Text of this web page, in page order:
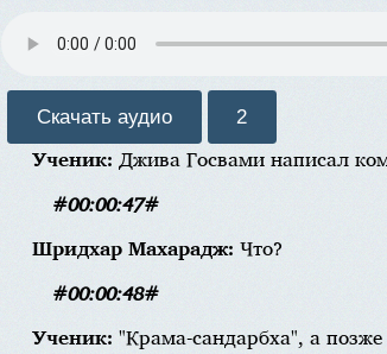
Скачать аудио 2
Ученик: Джива Госвами написал
#00:00:47#
Шридхар Махарадж: Что?
#00:00:48#
Ученик: "Крама-сандарбха", а